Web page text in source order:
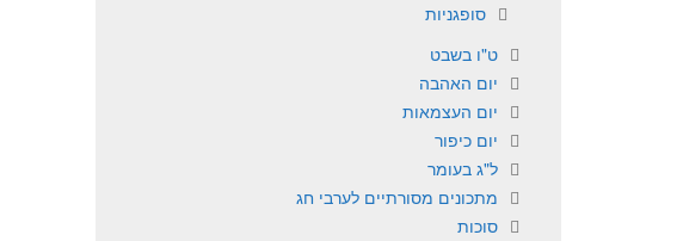
סופגניות
ט"ו בשבט
יום האהבה
יום העצמאות
יום כיפור
ל"ג בעומר
מתכונים מסורתיים לערבי חג
סוכות